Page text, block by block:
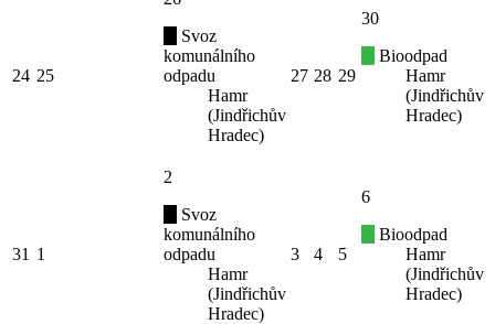
24 25
Svoz
komunálního
odpadu
Hamr
(Jindřichův
Hradec)
27 28 29
30
Bioodpad
Hamr
(Jindřichův
Hradec)
31 1
2
Svoz
komunálního
odpadu
Hamr
(Jindřichův
Hradec)
3 4 5
6
Bioodpad
Hamr
(Jindřichův
Hradec)